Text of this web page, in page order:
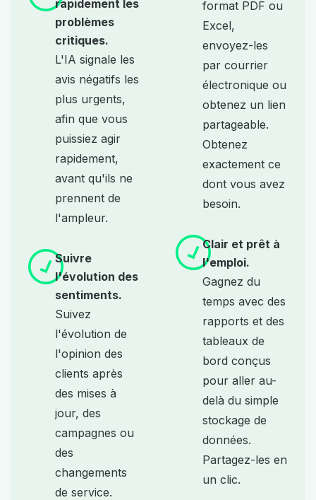
rapidement les
problèmes
critiques.
L'IA signale les
avis négatifs les
plus urgents,
afin que vous
puissiez agir
rapidement,
avant qu'ils ne
prennent de
l'ampleur.
Suivre
l'évolution des
sentiments.
Suivez
l'évolution de
l'opinion des
clients après
des mises à
jour, des
campagnes ou
des
changements
de service.
format PDF ou
Excel,
envoyez-les
par courrier
électronique ou
obtenez un lien
partageable.
Obtenez
exactement ce
dont vous avez
besoin.
Clair et prêt à
l'emploi.
Gagnez du
temps avec des
rapports et des
tableaux de
bord conçus
pour aller au-
delà du simple
stockage de
données.
Partagez-les en
un clic.